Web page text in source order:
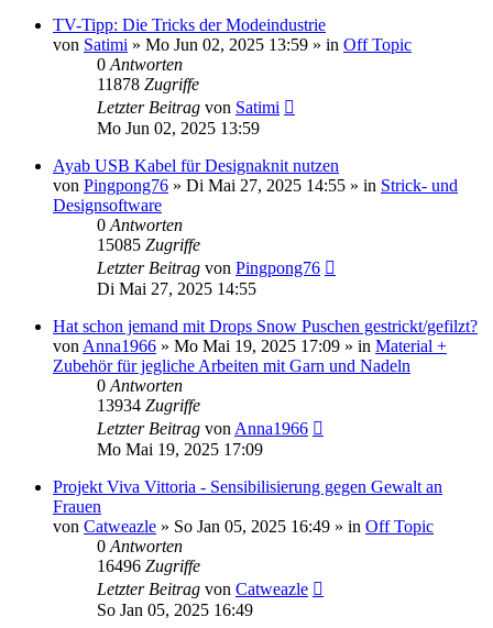
TV-Tipp: Die Tricks der Modeindustrie
von Satimi » Mo Jun 02, 2025 13:59 » in Off Topic
0 Antworten
11878 Zugriffe
Letzter Beitrag von Satimi
Mo Jun 02, 2025 13:59
Ayab USB Kabel für Designaknit nutzen
von Pingpong76 » Di Mai 27, 2025 14:55 » in Strick- und
Designsoftware
0 Antworten
15085 Zugriffe
Letzter Beitrag von Pingpong76
Di Mai 27, 2025 14:55
Hat schon jemand mit Drops Snow Puschen gestrickt/gefilzt?
von Anna1966 » Mo Mai 19, 2025 17:09 » in Material +
Zubehör für jegliche Arbeiten mit Garn und Nadeln
0 Antworten
13934 Zugriffe
Letzter Beitrag von Anna1966
Mo Mai 19, 2025 17:09
Projekt Viva Vittoria - Sensibilisierung gegen Gewalt an
Frauen
von Catweazle » So Jan 05, 2025 16:49 » in Off Topic
0 Antworten
16496 Zugriffe
Letzter Beitrag von Catweazle
So Jan 05, 2025 16:49